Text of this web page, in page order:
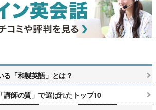
る「和製英語」とは？
講師の質」で選ばれたトップ10